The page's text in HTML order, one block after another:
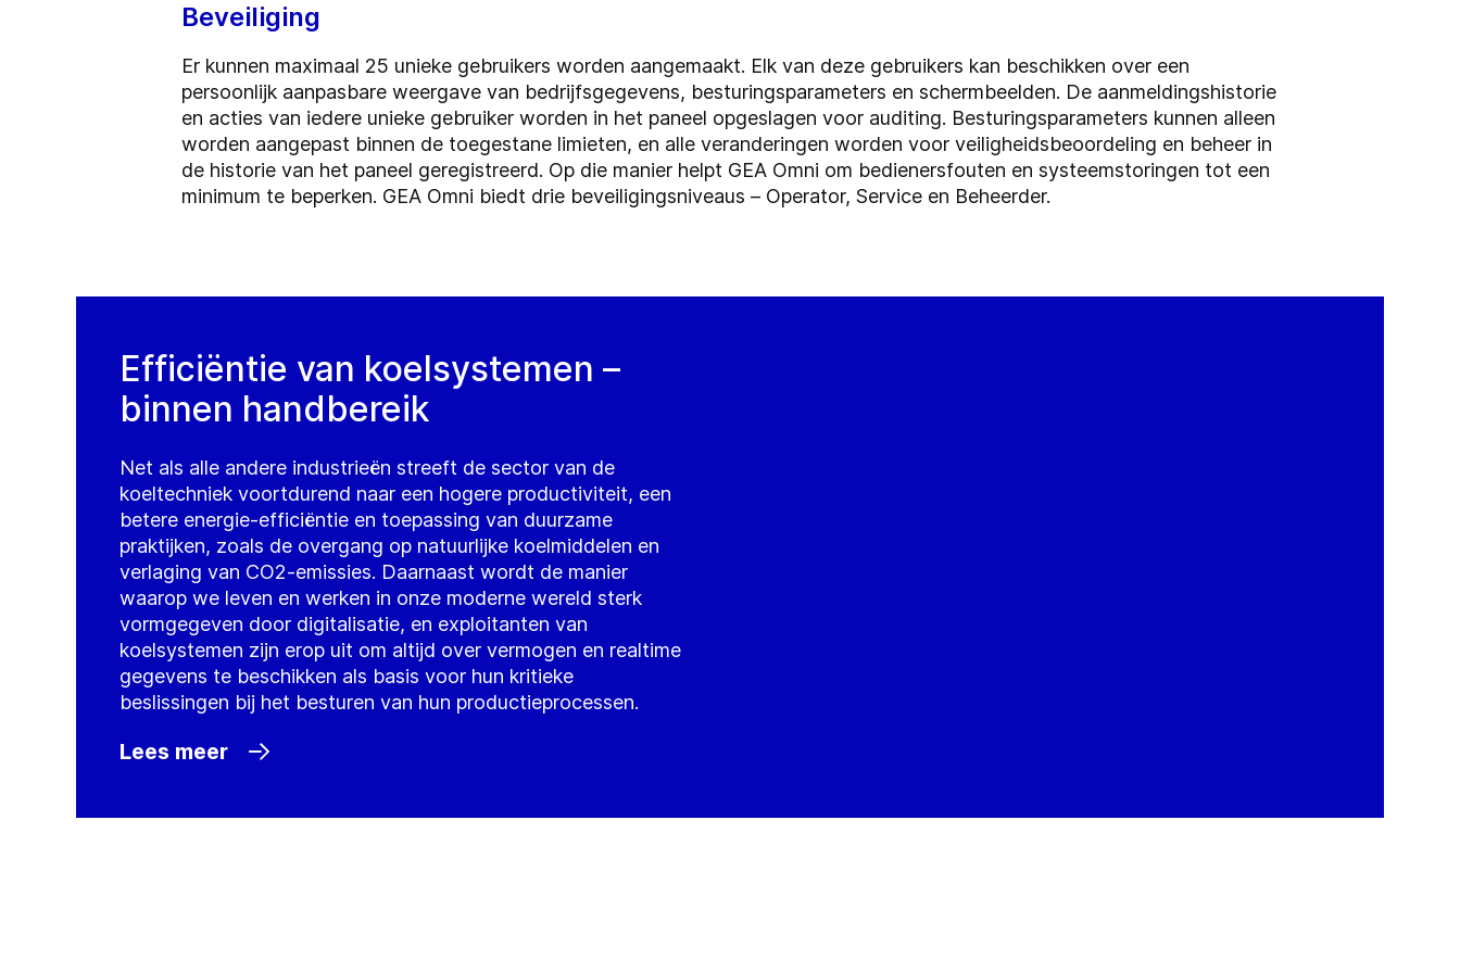
Beveiliging
Er kunnen maximaal 25 unieke gebruikers worden aangemaakt. Elk van deze gebruikers kan beschikken over een
persoonlijk aanpasbare weergave van bedrijfsgegevens, besturingsparameters en schermbeelden. De aanmeldingshistorie
en acties van iedere unieke gebruiker worden in het paneel opgeslagen voor auditing. Besturingsparameters kunnen alleen
worden aangepast binnen de toegestane limieten, en alle veranderingen worden voor veiligheidsbeoordeling en beheer in
de historie van het paneel geregistreerd. Op die manier helpt GEA Omni om bedienersfouten en systeemstoringen tot een
minimum te beperken. GEA Omni biedt drie beveiligingsniveaus – Operator, Service en Beheerder.
Efficiëntie van koelsystemen –
binnen handbereik
Net als alle andere industrieën streeft de sector van de
koeltechniek voortdurend naar een hogere productiviteit, een
betere energie-efficiëntie en toepassing van duurzame
praktijken, zoals de overgang op natuurlijke koelmiddelen en
verlaging van CO2-emissies. Daarnaast wordt de manier
waarop we leven en werken in onze moderne wereld sterk
vormgegeven door digitalisatie, en exploitanten van
koelsystemen zijn erop uit om altijd over vermogen en realtime
gegevens te beschikken als basis voor hun kritieke
beslissingen bij het besturen van hun productieprocessen.
Lees meer